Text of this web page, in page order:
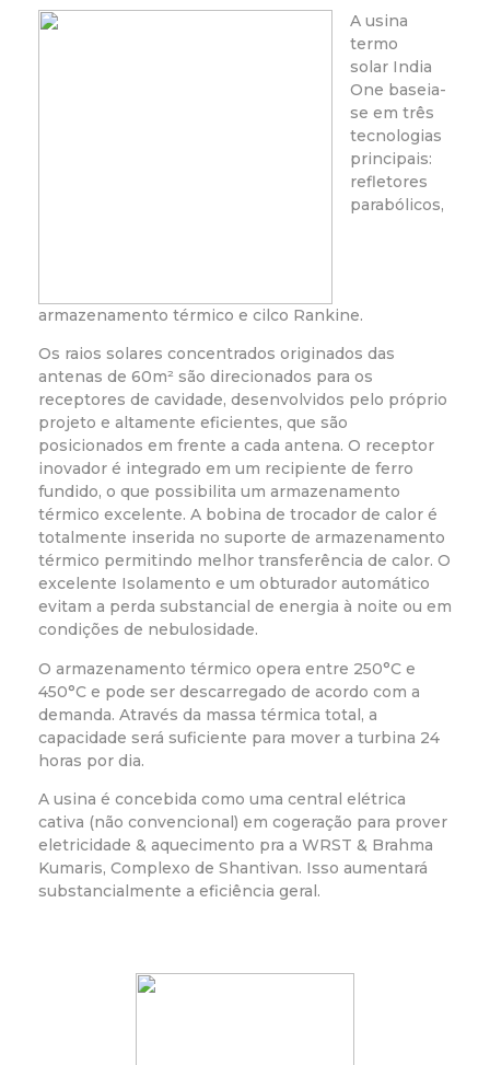
A usina
termo
solar India
One baseia-
se em três
tecnologias
principais:
refletores
parabólicos,
armazenamento térmico e cilco Rankine.
Os raios solares concentrados originados das
antenas de 60m² são direcionados para os
receptores de cavidade, desenvolvidos pelo próprio
projeto e altamente eficientes, que são
posicionados em frente a cada antena. O receptor
inovador é integrado em um recipiente de ferro
fundido, o que possibilita um armazenamento
térmico excelente. A bobina de trocador de calor é
totalmente inserida no suporte de armazenamento
térmico permitindo melhor transferência de calor. O
excelente Isolamento e um obturador automático
evitam a perda substancial de energia à noite ou em
condições de nebulosidade.
O armazenamento térmico opera entre 250°C e
450°C e pode ser descarregado de acordo com a
demanda. Através da massa térmica total, a
capacidade será suficiente para mover a turbina 24
horas por dia.
A usina é concebida como uma central elétrica
cativa (não convencional) em cogeração para prover
eletricidade & aquecimento pra a WRST & Brahma
Kumaris, Complexo de Shantivan. Isso aumentará
substancialmente a eficiência geral.